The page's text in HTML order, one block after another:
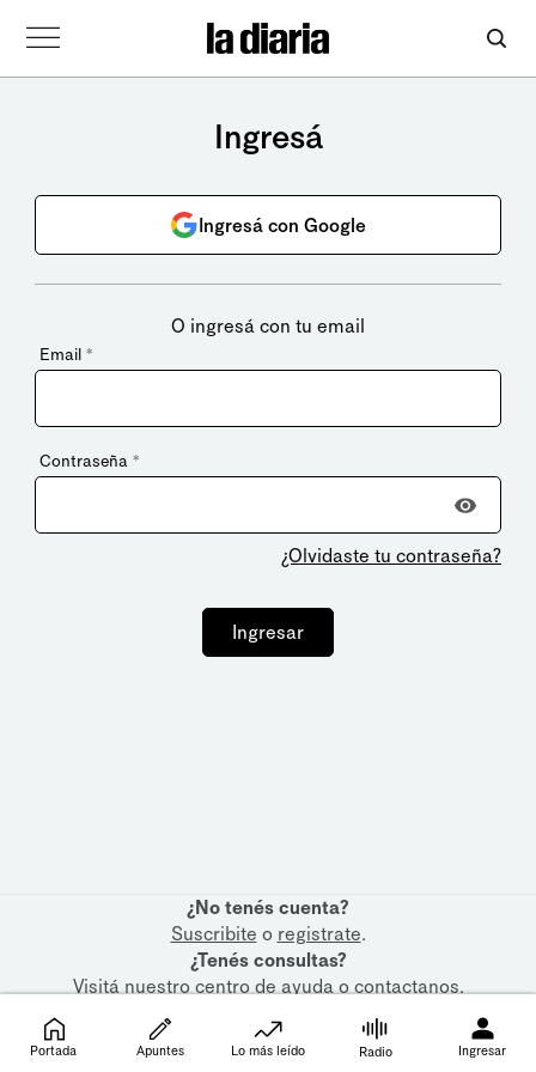
Ingresá
Ingresá con Google
O ingresá con tu email
Email *
Contraseña *
¿Olvidaste tu contraseña?
Ingresar
¿No tenés cuenta?
Suscribite o registrate.
¿Tenés consultas?
Visitá nuestrocentro de ayudaocontactanos.
Portada Apuntes Lo más leído Radio Ingresar